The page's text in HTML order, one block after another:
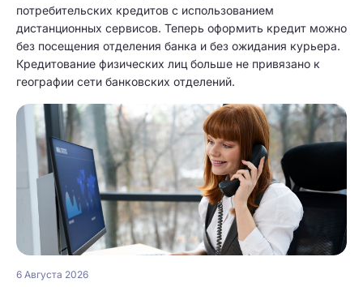
потребительских кредитов с использованием
дистанционных сервисов. Теперь оформить кредит можно
без посещения отделения банка и без ожидания курьера.
Кредитование физических лиц больше не привязано к
географии сети банковских отделений.
6 Августа 2026